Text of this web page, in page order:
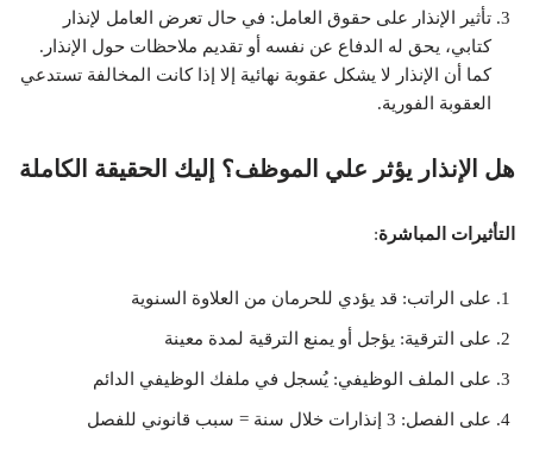
تأثير الإنذار على حقوق العامل: في حال تعرض العامل لإنذار
كتابي، يحق له الدفاع عن نفسه أو تقديم ملاحظات حول الإنذار.
كما أن الإنذار لا يشكل عقوبة نهائية إلا إذا كانت المخالفة تستدعي
العقوبة الفورية.
هل الإنذار يؤثر علي الموظف؟ إليك الحقيقة الكاملة
التأثيرات المباشرة:
على الراتب: قد يؤدي للحرمان من العلاوة السنوية
على الترقية: يؤجل أو يمنع الترقية لمدة معينة
على الملف الوظيفي: يُسجل في ملفك الوظيفي الدائم
على الفصل: 3 إنذارات خلال سنة = سبب قانوني للفصل